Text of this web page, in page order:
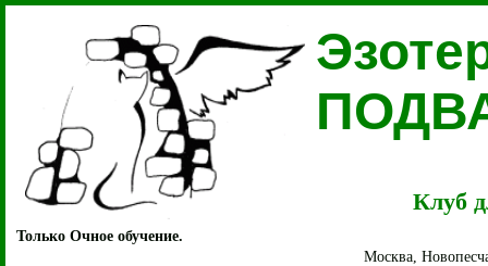
Только Очное обучение.
Клуб
Москва,